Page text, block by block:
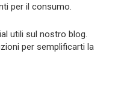
per il consumo.
utili sul nostro blog.
per semplificarti la